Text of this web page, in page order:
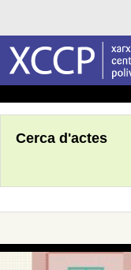
Cerca d'actes